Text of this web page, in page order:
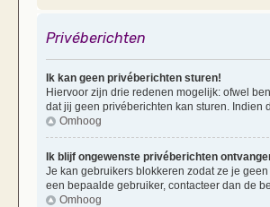
Privéberichten
Ik kan geen privéberichten sturen!
Hiervoor zijn drie redenen mogelijk: ofwel
dat jij geen privéberichten kan sturen. Indien
Omhoog
Ik blijf ongewenste privéberichten
Je kan gebruikers blokkeren zodat ze je
een bepaalde gebruiker, contacteer dan de
Omhoog